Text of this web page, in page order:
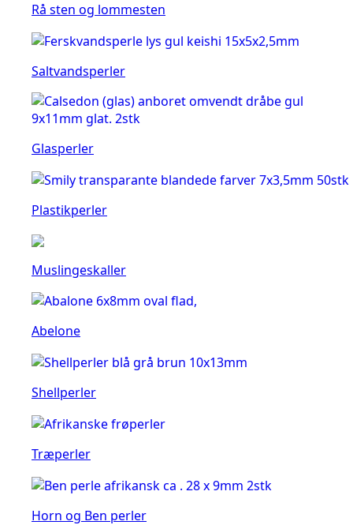
Rå sten og lommesten
Saltvandsperler
Glasperler
Plastikperler
Muslingeskaller
Abelone
Shellperler
Træperler
Horn og Ben perler